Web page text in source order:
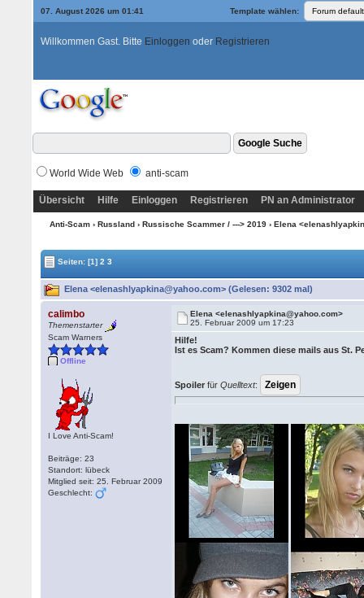
07. August 2026 um 01:41 Template wählen:
Willkommen Gast. Bitte Einloggen oder Registrieren
World Wide Web anti-scam
Übersicht Hilfe Einloggen Registrieren PN an Administrator
Anti-Scam› Russland› Russische Scammer / ---> 2019› Elena
Seiten:[1] 2 3
Elena <elenashlyapkina@yahoo.com> (Gelesen: 9302 mal)
calimbo
Themenstarter
Scam Warners
Offline
I Love Anti-Scam!
Beiträge: 23
Standort: lübeck
Mitglied seit: 25. Februar 2009
Geschlecht:
Elena <elenashlyapkina@yahoo.com>
25. Februar 2009 um 17:23
Hilfe!
Ist es Scam? Kommen diese mails aus St.
Spoiler fürQuelltext: